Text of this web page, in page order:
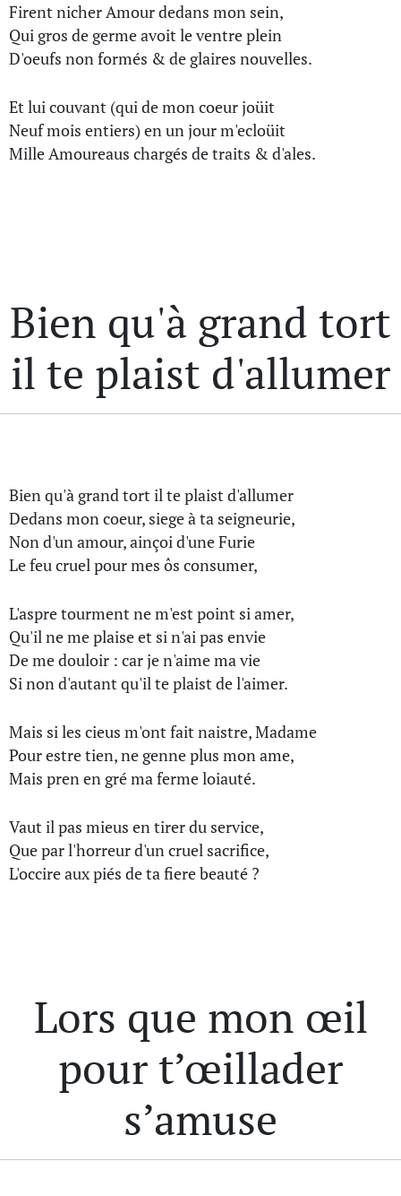
Firent nicher Amour dedans mon sein,
Qui gros de germe avoit le ventre plein
D'oeufs non formés & de glaires nouvelles.
Et lui couvant (qui de mon coeur joüit
Neuf mois entiers) en un jour m'ecloüit
Mille Amoureaus chargés de traits & d'ales.
Bien qu'à grand tort
il te plaist d'allumer
Bien qu'à grand tort il te plaist d'allumer
Dedans mon coeur, siege à ta seigneurie,
Non d'un amour, ainçoi d'une Furie
Le feu cruel pour mes ôs consumer,
L'aspre tourment ne m'est point si amer,
Qu'il ne me plaise et si n'ai pas envie
De me douloir : car je n'aime ma vie
Si non d'autant qu'il te plaist de l'aimer.
Mais si les cieus m'ont fait naistre, Madame
Pour estre tien, ne genne plus mon ame,
Mais pren en gré ma ferme loiauté.
Vaut il pas mieus en tirer du service,
Que par l'horreur d'un cruel sacrifice,
L'occire aux piés de ta fiere beauté ?
Lors que mon œil
pour t’œillader
s’amuse